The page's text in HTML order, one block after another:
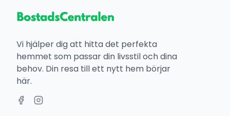
Vi hjälper dig att hitta det perfekta
hemmet som passar din livsstil och dina
behov. Din resa till ett nytt hem börjar
här.